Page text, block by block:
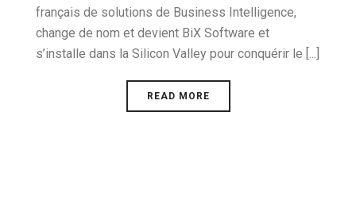
français de solutions de Business Intelligence,
change de nom et devient BiX Software et
s’installe dans la Silicon Valley pour conquérir le [...]
READ MORE